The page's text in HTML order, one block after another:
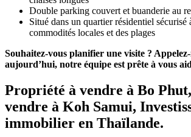
Double parking couvert et buanderie au
Situé dans un quartier résidentiel sécurisé
commodités locales et des plages
Souhaitez-vous planifier une visite ?
aujourd’hui, notre équipe est prête à vous
Propriété à vendre à Bo
vendre à Koh Samui,
immobilier en Thaïlande.